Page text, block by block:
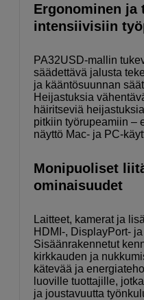
Ergonominen ja
intensiivisiin
PA32USD-mallin
säädettävä jalusta
ja kääntösuunnan
Heijastuksia
häiritseviä
pitkiin työrupeamiin –
näyttö Mac- ja PC-
Monipuoliset
ominaisuudet
Laitteet, kamerat ja
HDMI-, DisplayPort-
Sisäänrakennetut
kirkkauden ja
kätevää ja
luoville tuottajille,
ja joustavuutta